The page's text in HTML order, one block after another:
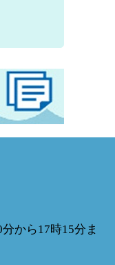
から17時15分ま